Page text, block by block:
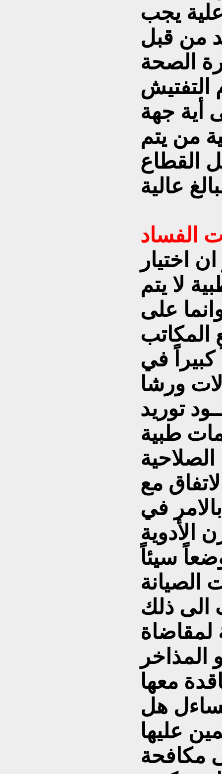
يجب
من قبل
الصحة
التفتيش
أية جهة
من يتم
القطاع
الفساد
اختيار
لا يتم
على
المكاتب
كبيراً في
ورشا
توريد
طبية
مع
في
الأدوية
سيئاً
الصيانة
الى ذلك
لمقاضاة
المذاخر
هل
عليها
مكافحة